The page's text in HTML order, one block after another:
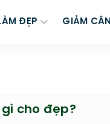
ĐẸP GIẢM CÂN
cho đẹp?